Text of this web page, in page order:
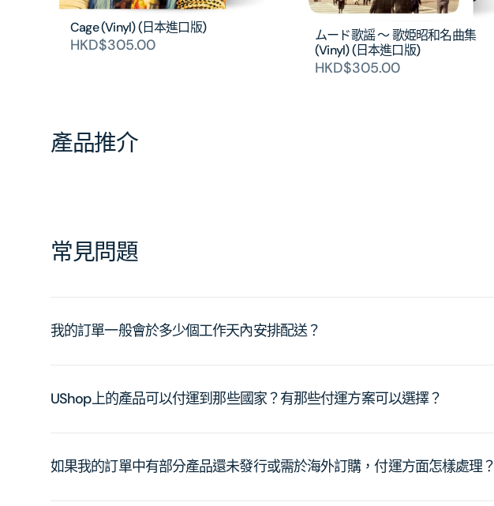
Cage (Vinyl) (日本進口版)
HKD$305.00
ムード歌謡 ～ 歌姫昭和名曲集
(Vinyl) (日本進口版)
HKD$305.00
產品推介
常見問題
我的訂單一般會於多少個工作天內安排配送？
UShop上的產品可以付運到那些國家？有那些付運方案可以選擇？
如果我的訂單中有部分產品還未發行或需於海外訂購，付運方面怎樣處理？